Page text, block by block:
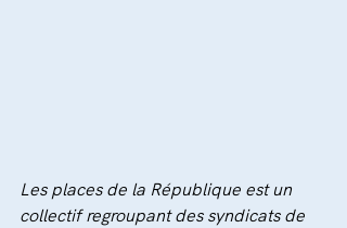
Les places de la République est un
collectif regroupant des syndicats de